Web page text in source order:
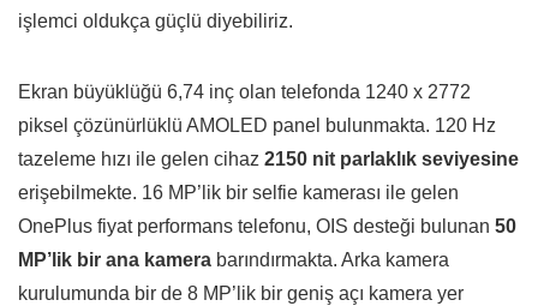
işlemci oldukça güçlü diyebiliriz.
Ekran büyüklüğü 6,74 inç olan telefonda 1240 x 2772
piksel çözünürlüklü AMOLED panel bulunmakta. 120 Hz
tazeleme hızı ile gelen cihaz 2150 nit parlaklık seviyesine
erişebilmekte. 16 MP’lik bir selfie kamerası ile gelen
OnePlus fiyat performans telefonu, OIS desteği bulunan 50
MP’lik bir ana kamera barındırmakta. Arka kamera
kurulumunda bir de 8 MP’lik bir geniş açı kamera yer